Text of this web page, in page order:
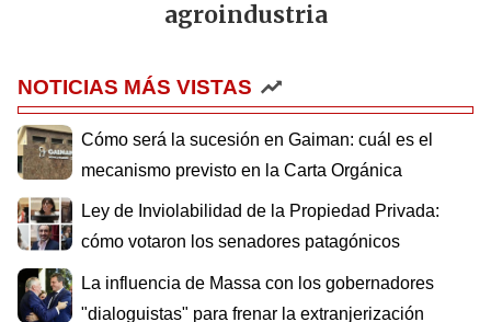
agroindustria
NOTICIAS MÁS VISTAS
Cómo será la sucesión en Gaiman: cuál es el
mecanismo previsto en la Carta Orgánica
Ley de Inviolabilidad de la Propiedad Privada:
cómo votaron los senadores patagónicos
La influencia de Massa con los gobernadores
"dialoguistas" para frenar la extranjerización